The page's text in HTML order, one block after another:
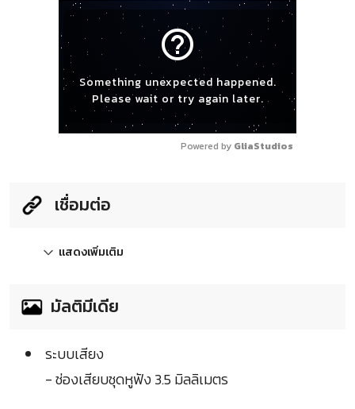
help_outline
Something unexpected happened.
Please wait or try again later.
Powered by GliaStudios
เชื่อมต่อ
แสดงเพิ่มเติม
มัลติมีเดีย
ระบบเสียง
- ช่องเสียบชุดหูฟัง 3.5 มิลลิเมตร